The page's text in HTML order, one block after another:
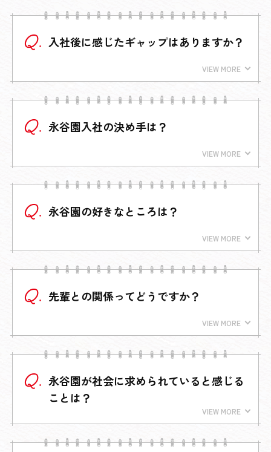
入社後に感じたギャップはありますか？
永谷園入社の決め手は？
永谷園の好きなところは？
先輩との関係ってどうですか？
永谷園が社会に求められていると感じる
ことは？